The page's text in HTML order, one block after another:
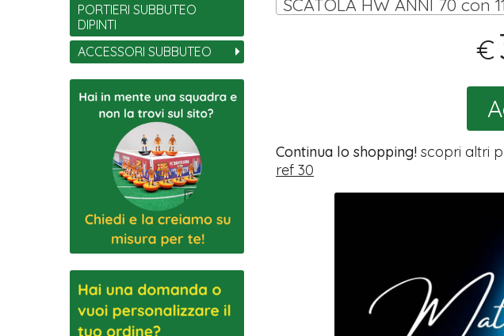
€
Continua lo shopping!scopri altri
ref 30
PORTIERI SUBBUTEO
DIPINTI
ACCESSORI SUBBUTEO